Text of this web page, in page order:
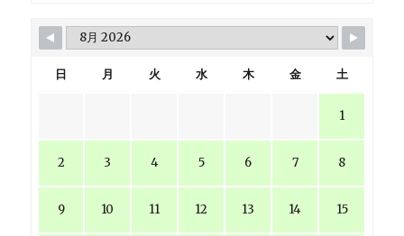
日 月 火 水 木 金 土
1
2 3 4 5 6 7 8
9 10 11 12 13 14 15